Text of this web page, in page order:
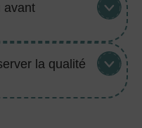
avant
la qualité